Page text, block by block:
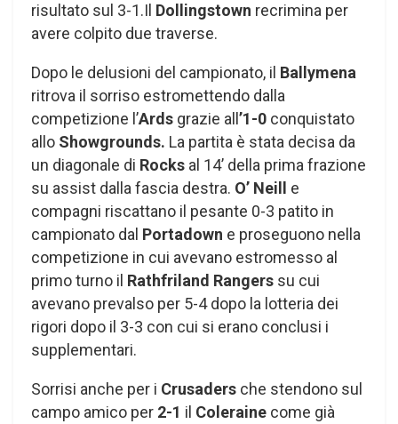
risultato sul 3-1.Il Dollingstown recrimina per
avere colpito due traverse.
Dopo le delusioni del campionato, il Ballymena
ritrova il sorriso estromettendo dalla
competizione l’Ards grazie all ’1-0 conquistato
allo Showgrounds. La partita è stata decisa da
un diagonale di Rocks al 14’ della prima frazione
su assist dalla fascia destra. O’ Neill
e
compagni riscattano il pesante 0-3 patito in
campionato dal Portadown e proseguono nella
competizione in cui avevano estromesso al
primo turno il Rathfriland Rangers su cui
avevano prevalso per 5-4 dopo la lotteria dei
rigori dopo il 3-3 con cui si erano conclusi i
supplementari.
Sorrisi anche per i Crusaders che stendono sul
campo amico per 2-1 il Coleraine come già